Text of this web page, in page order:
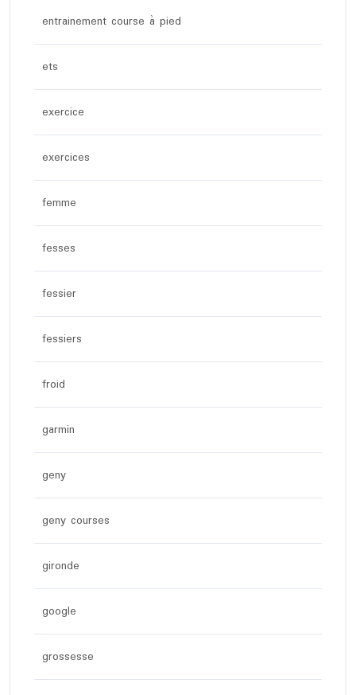
entrainement course à pied
ets
exercice
exercices
femme
fesses
fessier
fessiers
froid
garmin
geny
geny courses
gironde
google
grossesse